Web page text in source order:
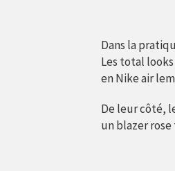
Dans la
Les total
en Nike air
De leur côté,
un blazer